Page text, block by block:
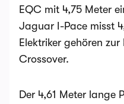
EQC mit 4,75 Meter
Jaguar I-Pace misst
Elektriker gehören zur
Crossover.
Der 4,61 Meter lange